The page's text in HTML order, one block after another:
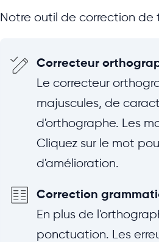
Notre outil de correction de
Correcteur
Le correcteur
majuscules, de
d'orthographe. Les
Cliquez sur le mot
d'amélioration.
Correction
En plus de
ponctuation. Les